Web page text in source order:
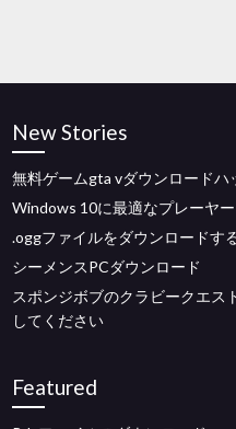
New Stories
無料ゲームgta vダウンロードハ
Windows 10に最適なプレーヤ
.oggファイルをダウンロードす
シーメンスPCダウンロード
スポンジボブのクラビークエス
してください
Featured